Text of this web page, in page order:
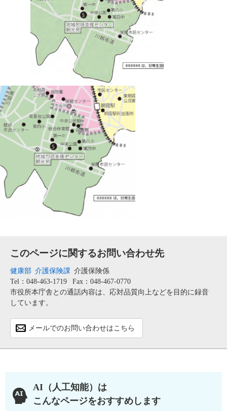
このページに関するお問い合わせ先
健康部 介護保険課 介護保険係
Tel：048-463-1719
Fax：048-467-0770
市役所本庁舎との通話内容は、応対品質向上などを目的に録音
しています。
メールでのお問い合わせはこちら
AI（人工知能）は
こんなページをおすすめします